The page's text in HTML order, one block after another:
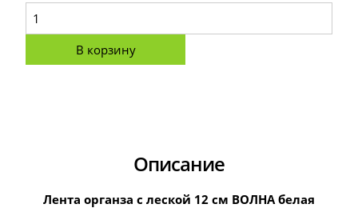
В корзину
Описание
Лента органза с леской 12 см ВОЛНА белая